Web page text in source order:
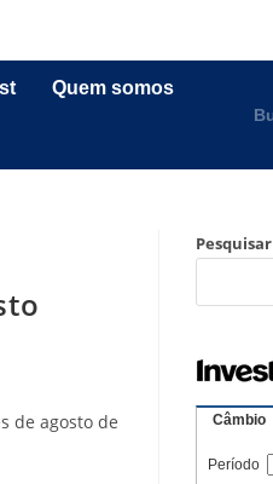
Quem somos
de agosto de
Pesquisar